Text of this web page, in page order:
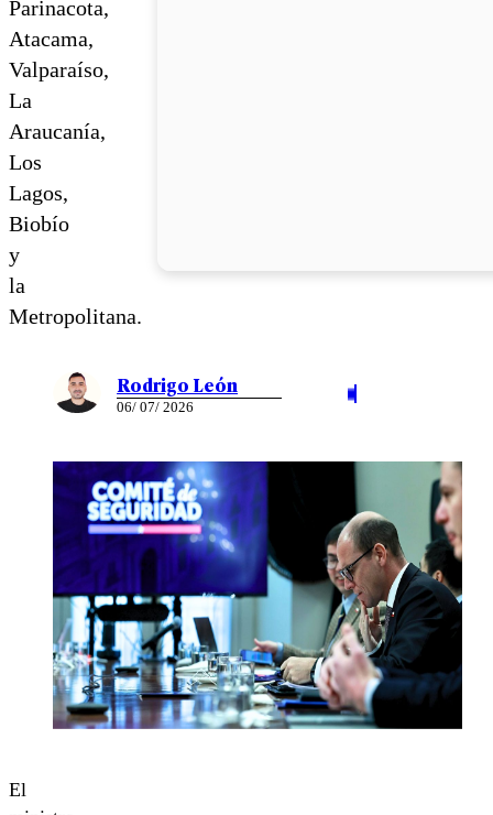
Parinacota,
Atacama,
Valparaíso,
La
Araucanía,
Los
Lagos,
Biobío
y
la
Metropolitana.
Rodrigo León
06/ 07/ 2026
El